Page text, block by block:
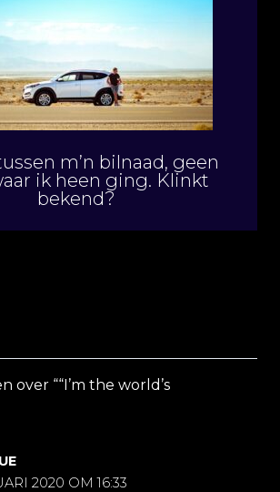
m’n bilnaad, geen
ik heen ging. Klinkt
bekend?
over ““I’m the world’s
2020 OM 16:33